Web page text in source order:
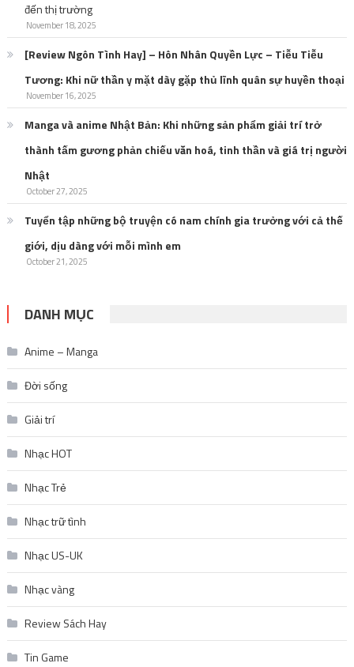
đến thị trường
November 18, 2025
[Review Ngôn Tình Hay] – Hôn Nhân Quyền Lực – Tiễu Tiễu
Tương: Khi nữ thần y mặt dày gặp thủ lĩnh quân sự huyền thoại
November 16, 2025
Manga và anime Nhật Bản: Khi những sản phẩm giải trí trở
thành tấm gương phản chiếu văn hoá, tinh thần và giá trị người
Nhật
October 27, 2025
Tuyển tập những bộ truyện có nam chính gia trưởng với cả thế
giới, dịu dàng với mỗi mình em
October 21, 2025
DANH MỤC
Anime – Manga
Đời sống
Giải trí
Nhạc HOT
Nhạc Trẻ
Nhạc trữ tình
Nhạc US-UK
Nhạc vàng
Review Sách Hay
Tin Game